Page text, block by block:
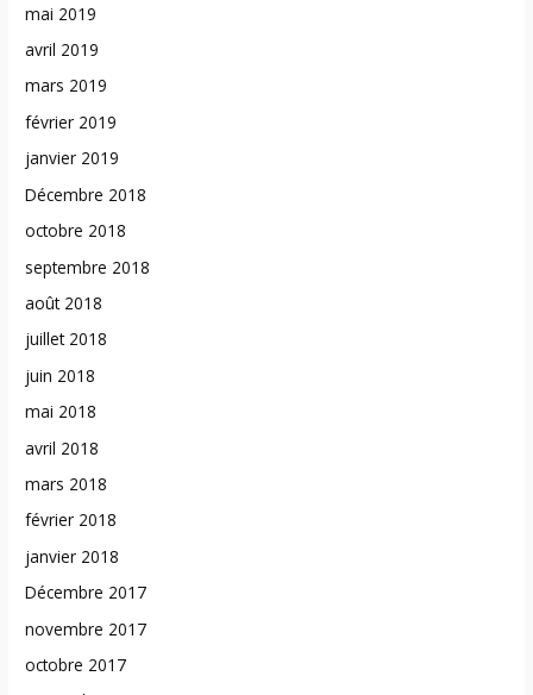
mai 2019
avril 2019
mars 2019
février 2019
janvier 2019
Décembre 2018
octobre 2018
septembre 2018
août 2018
juillet 2018
juin 2018
mai 2018
avril 2018
mars 2018
février 2018
janvier 2018
Décembre 2017
novembre 2017
octobre 2017